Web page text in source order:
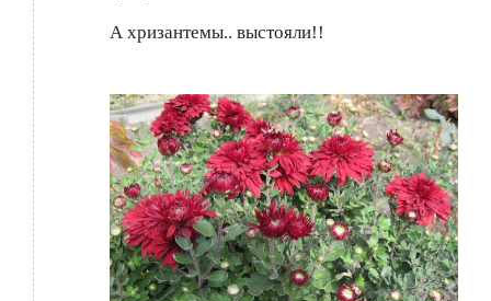
А хризантемы.. выстояли!!